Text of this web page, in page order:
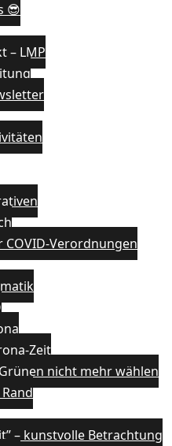
😎
– LMP
Verordnungen
Zeit
nicht mehr wählen
– kunstvolle Betrachtung